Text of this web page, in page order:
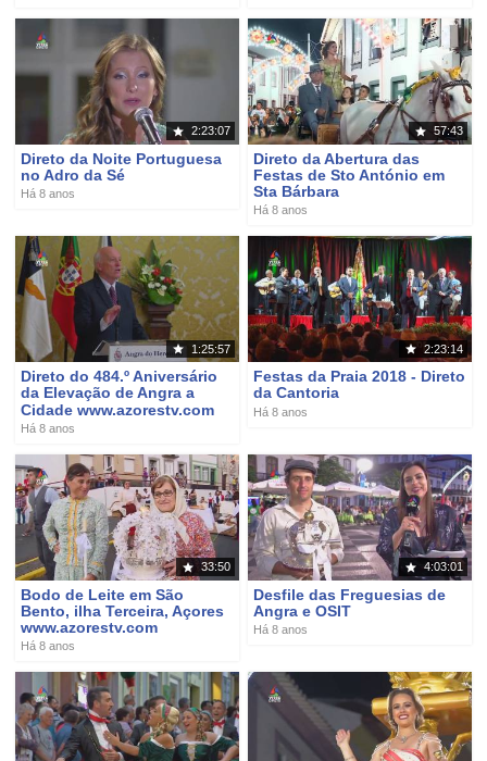
2:23:07
Direto da Noite Portuguesa
no Adro da Sé
Há 8 anos
57:43
Direto da Abertura das
Festas de Sto António em
Sta Bárbara
Há 8 anos
1:25:57
Direto do 484.º Aniversário
da Elevação de Angra a
Cidade www.azorestv.com
Há 8 anos
2:23:14
Festas da Praia 2018 - Direto
da Cantoria
Há 8 anos
33:50
Bodo de Leite em São
Bento, ilha Terceira, Açores
www.azorestv.com
Há 8 anos
4:03:01
Desfile das Freguesias de
Angra e OSIT
Há 8 anos